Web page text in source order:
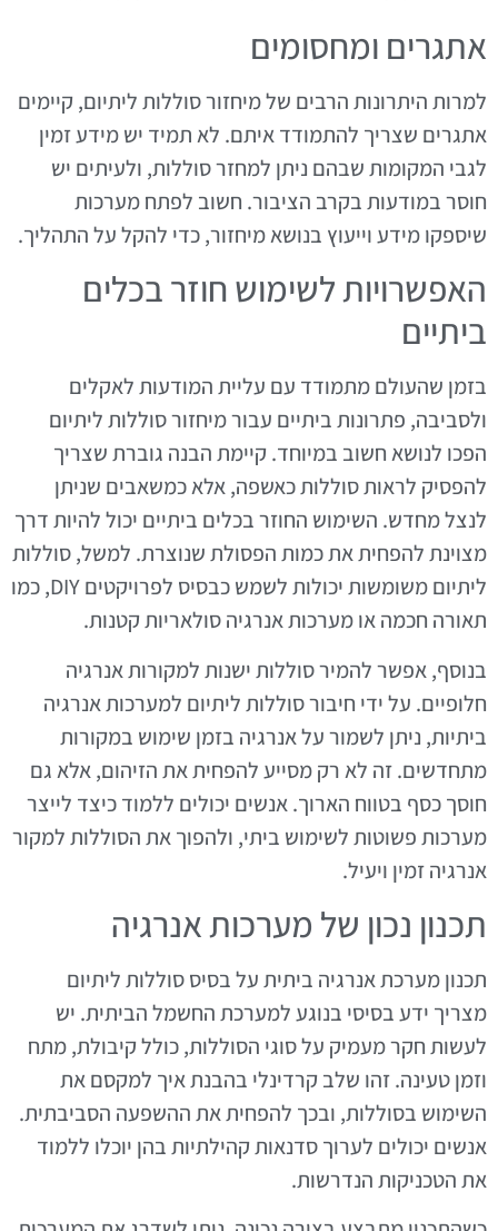
אתגרים ומחסומים
למרות היתרונות הרבים של מיחזור סוללות ליתיום, קיימים
אתגרים שצריך להתמודד איתם. לא תמיד יש מידע זמין
לגבי המקומות שבהם ניתן למחזר סוללות, ולעיתים יש
חוסר במודעות בקרב הציבור. חשוב לפתח מערכות
שיספקו מידע וייעוץ בנושא מיחזור, כדי להקל על התהליך.
האפשרויות לשימוש חוזר בכלים
ביתיים
בזמן שהעולם מתמודד עם עליית המודעות לאקלים
ולסביבה, פתרונות ביתיים עבור מיחזור סוללות ליתיום
הפכו לנושא חשוב במיוחד. קיימת הבנה גוברת שצריך
להפסיק לראות סוללות כאשפה, אלא כמשאבים שניתן
לנצל מחדש. השימוש החוזר בכלים ביתיים יכול להיות דרך
מצוינת להפחית את כמות הפסולת שנוצרת. למשל, סוללות
ליתיום משומשות יכולות לשמש כבסיס לפרויקטים DIY, כמו
תאורה חכמה או מערכות אנרגיה סולאריות קטנות.
בנוסף, אפשר להמיר סוללות ישנות למקורות אנרגיה
חלופיים. על ידי חיבור סוללות ליתיום למערכות אנרגיה
ביתיות, ניתן לשמור על אנרגיה בזמן שימוש במקורות
מתחדשים. זה לא רק מסייע להפחית את הזיהום, אלא גם
חוסך כסף בטווח הארוך. אנשים יכולים ללמוד כיצד לייצר
מערכות פשוטות לשימוש ביתי, ולהפוך את הסוללות למקור
אנרגיה זמין ויעיל.
תכנון נכון של מערכות אנרגיה
תכנון מערכת אנרגיה ביתית על בסיס סוללות ליתיום
מצריך ידע בסיסי בנוגע למערכת החשמל הביתית. יש
לעשות חקר מעמיק על סוגי הסוללות, כולל קיבולת, מתח
וזמן טעינה. זהו שלב קרדינלי בהבנת איך למקסם את
השימוש בסוללות, ובכך להפחית את ההשפעה הסביבתית.
אנשים יכולים לערוך סדנאות קהילתיות בהן יוכלו ללמוד
את הטכניקות הנדרשות.